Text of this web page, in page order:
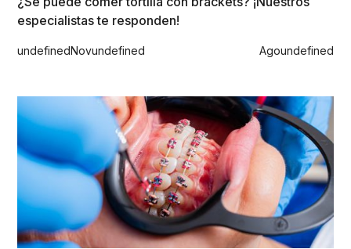
especialistas te responden!
undefinedNovundefined Agoundefined